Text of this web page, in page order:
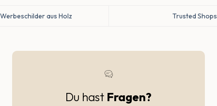
Werbeschilder aus Holz Trusted Shops
Du hast Fragen?